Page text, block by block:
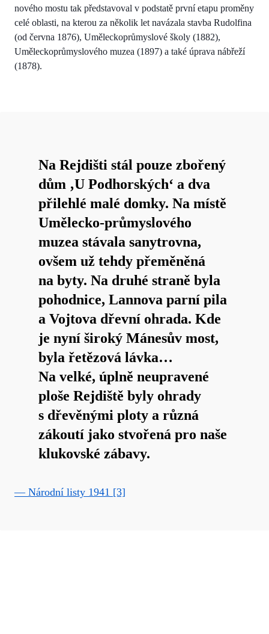
nového mostu tak představoval v podstatě první etapu proměny
celé oblasti, na kterou za několik let navázala stavba Rudolfina
(od června 1876), Uměleckoprůmyslové školy (1882),
Uměleckoprůmyslového muzea (1897) a také úprava nábřeží
(1878).
Na Rejdišti stál pouze zbořený
dům ‚U Podhorských‘ a dva
přilehlé malé domky. Na místě
Umělecko-průmyslového
muzea stávala sanytrovna,
ovšem už tehdy přeměněná
na byty. Na druhé straně byla
pohodnice, Lannova parní pila
a Vojtova dřevní ohrada. Kde
je nyní široký Mánesův most,
byla řetězová lávka…
Na velké, úplně neupravené
ploše Rejdiště byly ohrady
s dřevěnými ploty a různá
zákoutí jako stvořená pro naše
klukovské zábavy.
— Národní listy 1941 [3]